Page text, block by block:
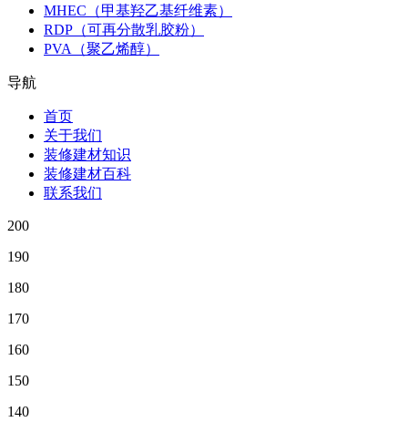
MHEC（甲基羟乙基纤维素）
RDP（可再分散乳胶粉）
PVA（聚乙烯醇）
导航
首页
关于我们
装修建材知识
装修建材百科
联系我们
200
190
180
170
160
150
140